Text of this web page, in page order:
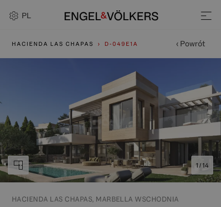
PL
HACIENDA LAS CHAPAS D-049E1A ‹ Powrót
1 / 14
HACIENDA LAS CHAPAS, MARBELLA WSCHODNIA